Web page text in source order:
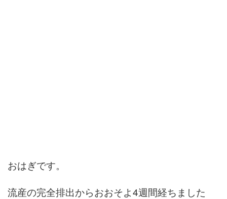
おはぎです。
流産の完全排出からおおそよ4週間経ちました